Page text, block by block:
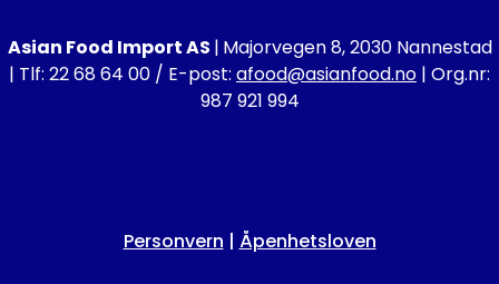
Asian Food Import AS | Majorvegen 8, 2030 Nannestad
| Tlf: 22 68 64 00 / E-post: afood@asianfood.no | Org.nr:
987 921 994
Personvern | Åpenhetsloven